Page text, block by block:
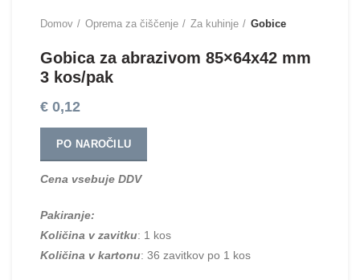
Domov Oprema za čiščenje Za kuhinje Gobice
Gobica za abrazivom 85×64х42 mm
3 kos/pak
€ 0,12
PO NAROČILU
Cena vsebuje DDV
Pakiranje:
Količina v zavitku: 1 kos
Količina v kartonu: 36 zavitkov po 1 kos